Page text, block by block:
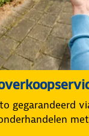
gegarandeerd